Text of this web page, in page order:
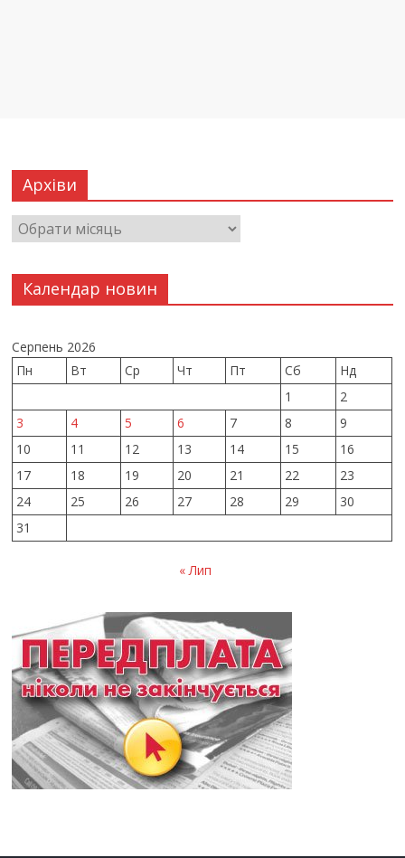
Архіви
Календар новин
Серпень 2026
Пн
Вт Ср Чт Пт Сб
Нд
1
2
3
4 5 6 7 8
9
10
11 12 13 14 15
16
17
18 19 20 21 22
23
24
25 26 27 28 29
30
31
« Лип